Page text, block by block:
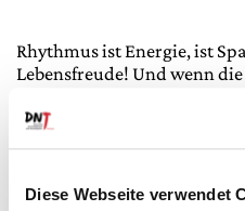
Diese Webseite verwendet
Rhythmus ist Energie, ist
Lebensfreude! Und wenn
Percussion-
Rhythm, no music«